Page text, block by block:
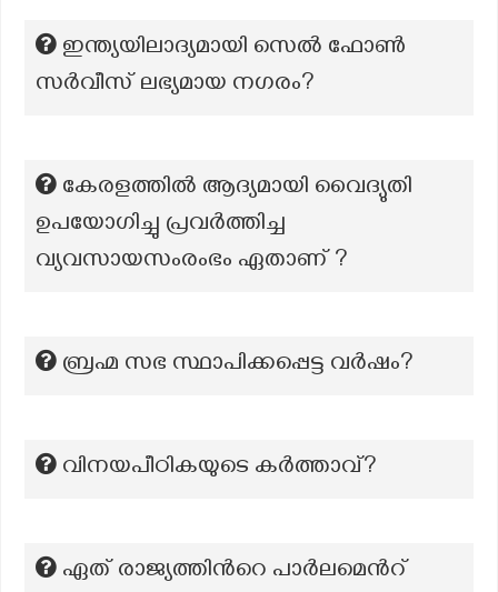
ഇന്ത്യയിലാദ്യമായി സെൽ ഫോൺ
സർവീസ് ലഭ്യമായ നഗരം?
കേരളത്തിൽ ആദ്യമായി വൈദ്യുതി
ഉപയോഗിച്ചു പ്രവർത്തിച്ച
വ്യവസായസംരംഭം ഏതാണ് ?
ബ്രഹ്മ സഭ സ്ഥാപിക്കപ്പെട്ട വർഷം?
വിനയപീഠികയുടെ കർത്താവ്?
ഏത് രാജ്യത്തിൻറെ പാർലമെൻറ്